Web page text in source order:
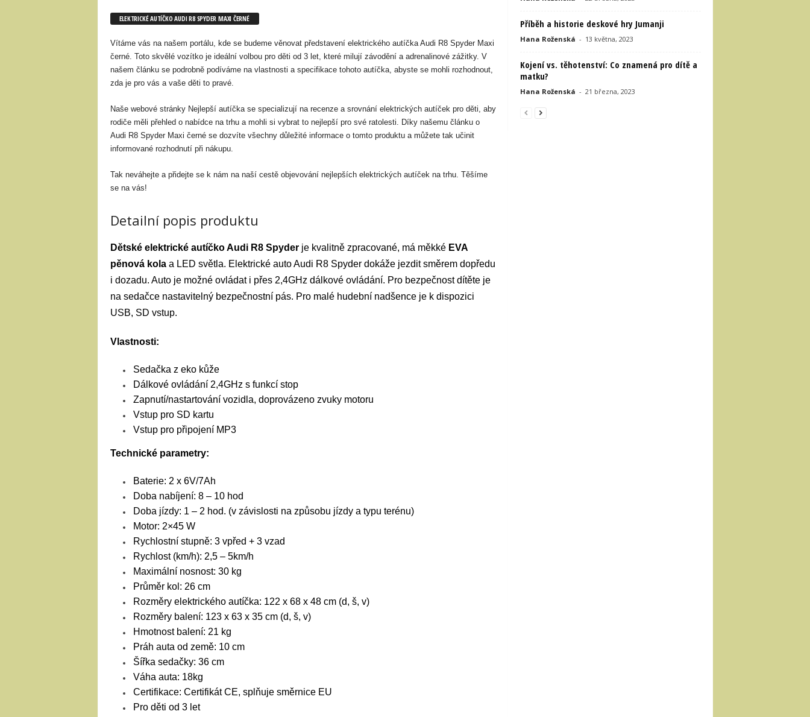
ELEKTRICKÉ AUTÍČKO AUDI R8 SPYDER MAXI ČERNÉ
Vítáme vás na našem portálu, kde se budeme věnovat představení elektrického autíčka Audi R8 Spyder Maxi
černé. Toto skvělé vozítko je ideální volbou pro děti od 3 let, které milují závodění a adrenalinové zážitky. V
našem článku se podrobně podíváme na vlastnosti a specifikace tohoto autíčka, abyste se mohli rozhodnout,
zda je pro vás a vaše děti to pravé.
Naše webové stránky Nejlepší autíčka se specializují na recenze a srovnání elektrických autíček pro děti, aby
rodiče měli přehled o nabídce na trhu a mohli si vybrat to nejlepší pro své ratolesti. Díky našemu článku o
Audi R8 Spyder Maxi černé se dozvíte všechny důležité informace o tomto produktu a můžete tak učinit
informované rozhodnutí při nákupu.
Tak neváhejte a přidejte se k nám na naší cestě objevování nejlepších elektrických autíček na trhu. Těšíme
se na vás!
Detailní popis produktu
Dětské elektrické autíčko Audi R8 Spyderje kvalitně zpracované, má měkké EVA
pěnová kolaa LED světla. Elektrické auto Audi R8 Spyder dokáže jezdit směrem dopředu
i dozadu. Auto je možné ovládat i přes 2,4GHz dálkové ovládání. Pro bezpečnost dítěte je
na sedačce nastavitelný bezpečnostní pás. Pro malé hudební nadšence je k dispozici
USB, SD vstup.
Vlastnosti:
Sedačka z eko kůže
Dálkové ovládání 2,4GHz s funkcí stop
Zapnutí/nastartování vozidla, doprovázeno zvuky motoru
Vstup pro SD kartu
Vstup pro připojení MP3
Technické parametry:
Baterie: 2 x 6V/7Ah
Doba nabíjení: 8 – 10 hod
Doba jízdy: 1 – 2 hod. (v závislosti na způsobu jízdy a typu terénu)
Motor: 2×45 W
Rychlostní stupně: 3 vpřed + 3 vzad
Rychlost (km/h): 2,5 – 5km/h
Maximální nosnost: 30 kg
Průměr kol: 26 cm
Rozměry elektrického autíčka: 122 x 68 x 48 cm (d, š, v)
Rozměry balení: 123 x 63 x 35 cm (d, š, v)
Hmotnost balení: 21 kg
Práh auta od země: 10 cm
Šířka sedačky: 36 cm
Váha auta: 18kg
Certifikace: Certifikát CE, splňuje směrnice EU
Pro děti od 3 let
Příběh a historie deskové hry Jumanji
Hana Roženská - 13 května, 2023
Kojení vs. těhotenství: Co znamená pro dítě a
matku?
Hana Roženská - 21 března, 2023